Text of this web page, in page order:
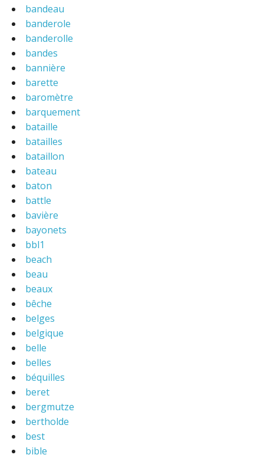
bandeau
banderole
banderolle
bandes
bannière
barette
baromètre
barquement
bataille
batailles
bataillon
bateau
baton
battle
bavière
bayonets
bbl1
beach
beau
beaux
bêche
belges
belgique
belle
belles
béquilles
beret
bergmutze
bertholde
best
bible